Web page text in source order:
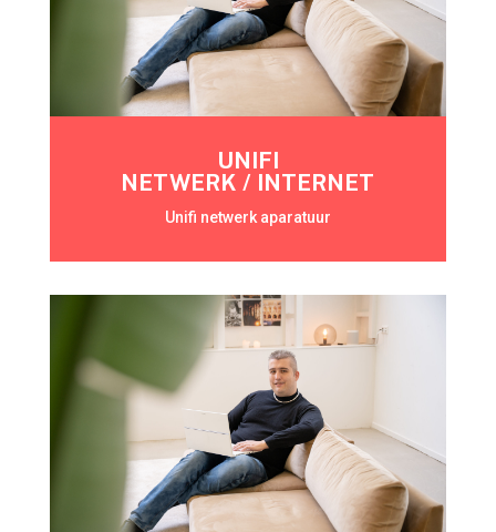
UNIFI
NETWERK / INTERNET
Unifi netwerk aparatuur